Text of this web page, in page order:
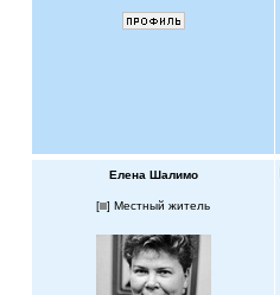
Елена Шалимо
[ ] Местный житель